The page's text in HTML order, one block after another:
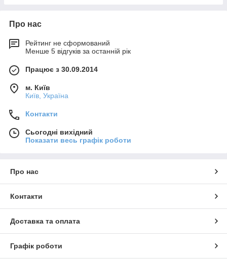
Про нас
Рейтинг не сформований
Менше 5 відгуків за останній рік
Працює з 30.09.2014
м. Київ
Київ, Україна
Контакти
Сьогодні вихідний
Показати весь графік роботи
Про нас
Контакти
Доставка та оплата
Графік роботи